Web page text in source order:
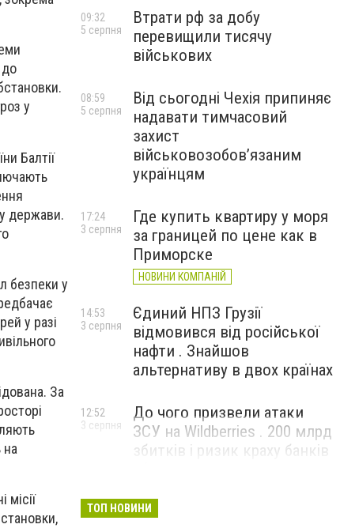
до
у
Балтії
держави.
безпеки у
у разі
За
на
Втрати рф за добу
перевищили тисячу
військових
09:32
5 серпня
Від сьогодні Чехія припиняє
надавати тимчасовий
захист
військовозобов’язаним
українцям
08:59
5 серпня
Где купить квартиру у моря
за границей по цене как в
Приморске
НОВИНИ КОМПАНІЙ
17:24
3 серпня
Єдиний НПЗ Грузії
відмовився від російської
нафти . Знайшов
альтернативу в двох країнах
14:53
3 серпня
До чого призвели атаки
ЗСУ на Wildberries . 200 млрд
збитків і ризик краху банків
12:52
3 серпня
ТОП НОВИНИ